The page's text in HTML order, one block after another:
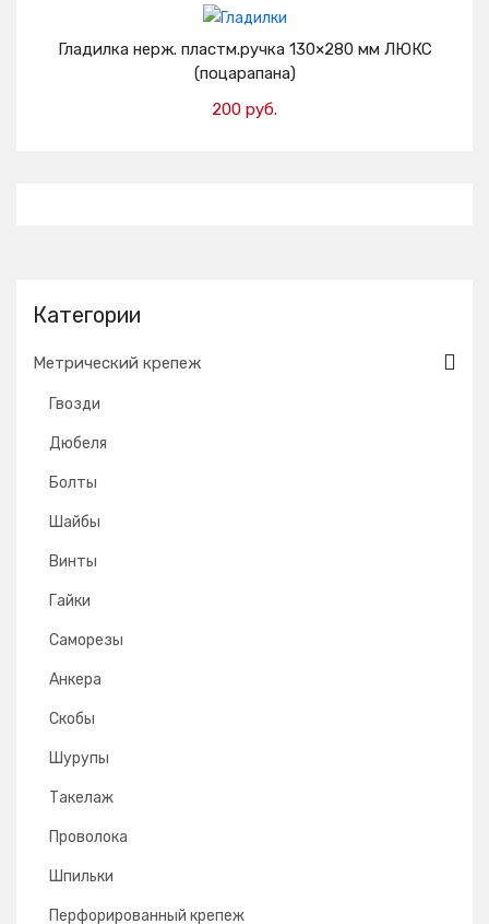
Категории
Метрический крепеж
Гвозди
Дюбеля
Болты
Шайбы
Винты
Гайки
Саморезы
Анкера
Скобы
Шурупы
Такелаж
Проволока
Шпильки
Перфорированный крепеж
Добавить в корзину
Гладилка нерж. пластм.ручка 130×280 мм ЛЮКС
(поцарапана)
200 руб.